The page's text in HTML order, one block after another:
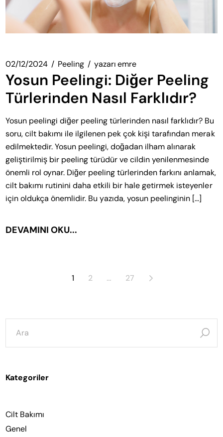
02/12/2024 Peeling yazarı emre
Yosun Peelingi: Diğer Peeling
Türlerinden Nasıl Farklıdır?
Yosun peelingi diğer peeling türlerinden nasıl farklıdır? Bu
soru, cilt bakımı ile ilgilenen pek çok kişi tarafından merak
edilmektedir. Yosun peelingi, doğadan ilham alınarak
geliştirilmiş bir peeling türüdür ve cildin yenilenmesinde
önemli rol oynar. Diğer peeling türlerinden farkını anlamak,
cilt bakımı rutinini daha etkili bir hale getirmek isteyenler
için oldukça önemlidir. Bu yazıda, yosun peelinginin […]
DEVAMINI OKU...
1 2 … 27
şunun
için
ara:
Kategoriler
Cilt Bakımı
Genel